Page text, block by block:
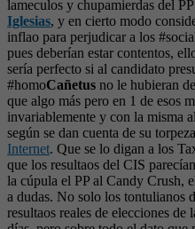
lameculos y chupamierdas del
Iglesias, y en cierto modo
inflao para perjudicar a los
pues deberían estar contentos,
sería perfecto si al candidato
#homoCañetus no le hubieran
que algo más pero en 1 de esos
invariablemente y con la misma
según se dan cuenta de su
Internet. Que se lo digan a los
que los resultaos del CIS
la cúpula el PP al Candy Crush,
a dudas. No solo los tontulianos
resultaos reales de elecciones